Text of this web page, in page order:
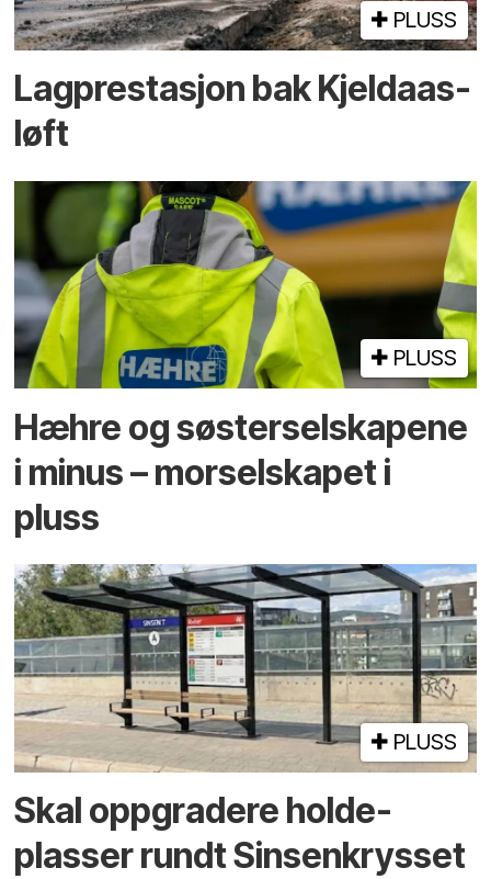
PLUSS
Lagprestasjon bak Kjeldaas-
løft
PLUSS
Hæhre og søster­selskapene
i minus – mor­selskapet i
pluss
PLUSS
Skal oppgradere holde­
plasser rundt Sinsenkrysset